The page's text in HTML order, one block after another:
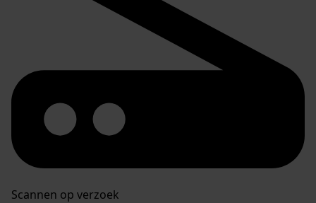
Scannen op verzoek